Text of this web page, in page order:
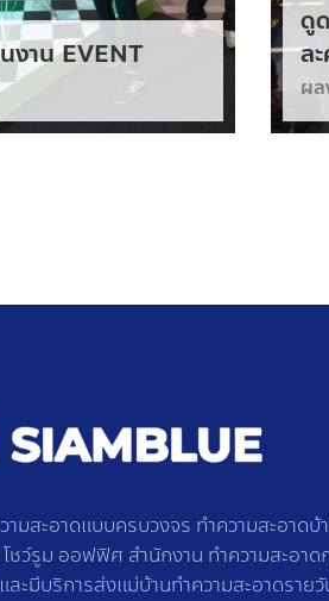
งาน EVENT
ดู
ล
ผล
ามสะอาดแบบครบวงจร ทำความสะอาดบ้
โชว์รูม ออฟฟิศ สำนักงาน ทำความสะอา
ละมีบริการส่งแม่บ้านทำความสะอาดราย